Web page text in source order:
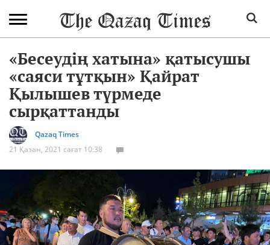
«Бесеудің хатына» қатысушы
«саяси тұтқын» Қайрат
Қылышев түрмеде
сырқаттанды
Qazaq Times
21 Қазан, 2021 сағат 10:38